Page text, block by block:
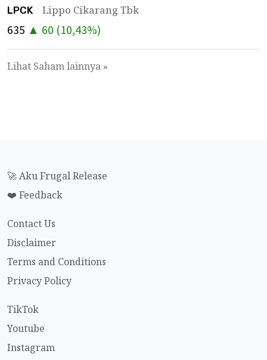
LPCK Lippo Cikarang Tbk
635 ▲ 60 (10,43%)
Lihat Saham lainnya »
🚀 Aku Frugal Release
❤️ Feedback
Contact Us
Disclaimer
Terms and Conditions
Privacy Policy
TikTok
Youtube
Instagram